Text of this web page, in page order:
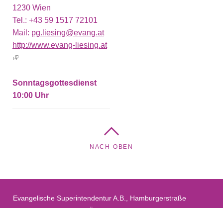
1230 Wien
Tel.: +43 59 1517 72101
Mail: pg.liesing@evang.at
http://www.evang-liesing.at
(link is external)
Sonntagsgottesdienst
10:00
NACH OBEN
Evangelische Superintendentur A.B., Hamburgerstraße